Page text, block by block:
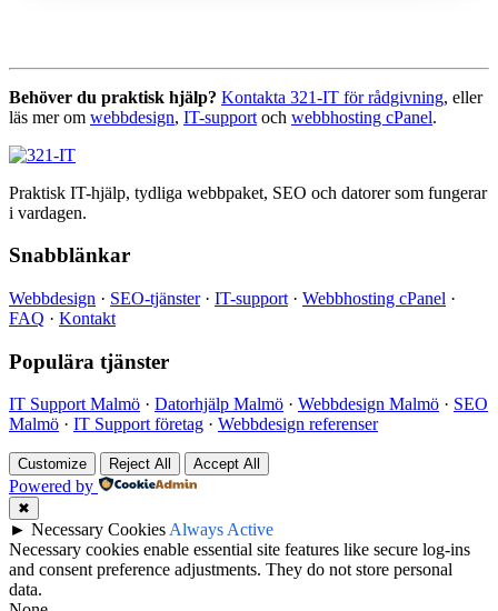
Behöver du praktisk hjälp? Kontakta 321-IT för rådgivning, eller
läs mer om webbdesign, IT-support och webbhosting cPanel.
Praktisk IT-hjälp, tydliga webbpaket, SEO och datorer som fungerar
i vardagen.
Snabblänkar
Webbdesign · SEO-tjänster· IT-support · Webbhosting cPanel ·
FAQ · Kontakt
Populära tjänster
IT Support Malmö · Datorhjälp Malmö · Webbdesign Malmö · SEO
Malmö · IT Support företag · Webbdesign referenser
Customize Reject All Accept All
Powered by
✖
► Necessary CookiesAlways Active
Necessary cookies enable essential site features like secure log-ins
and consent preference adjustments. They do not store personal
data.